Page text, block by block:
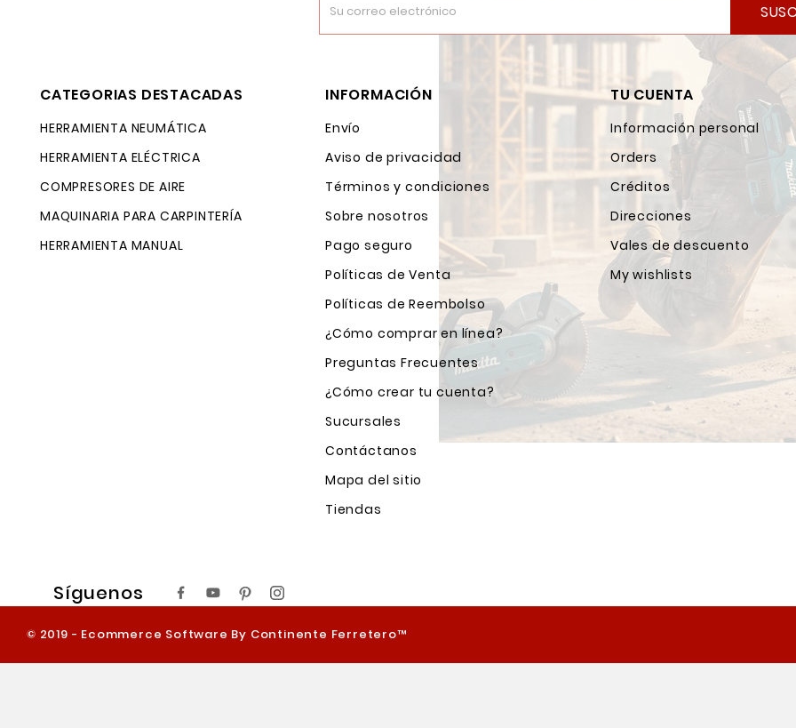
CATEGORIAS DESTACADAS
HERRAMIENTA NEUMÁTICA
HERRAMIENTA ELÉCTRICA
COMPRESORES DE AIRE
MAQUINARIA PARA CARPINTERÍA
HERRAMIENTA MANUAL
INFORMACIÓN
Envío
Aviso de privacidad
Términos y condiciones
Sobre nosotros
Pago seguro
Políticas de Venta
Políticas de Reembolso
¿Cómo comprar en línea?
Preguntas Frecuentes
¿Cómo crear tu cuenta?
Sucursales
Contáctanos
Mapa del sitio
Tiendas
TU CUENTA
Información personal
Orders
Créditos
Direcciones
Vales de descuento
My wishlists
Síguenos
© 2019 - Ecommerce Software By Continente Ferretero™